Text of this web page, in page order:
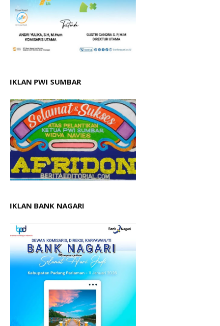
IKLAN PWI SUMBAR
IKLAN BANK NAGARI